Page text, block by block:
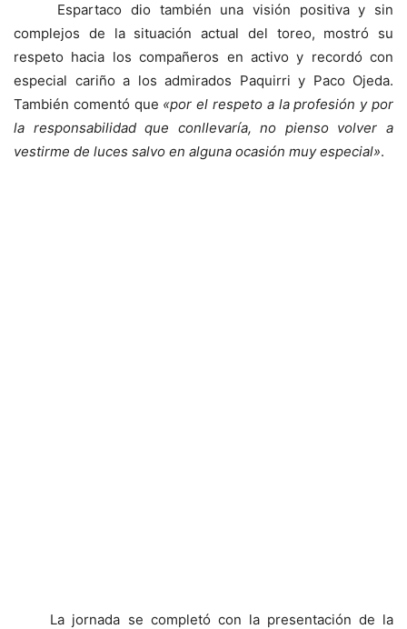
Espartaco dio también una visión positiva y sin
complejos de la situación actual del toreo, mostró su
respeto hacia los compañeros en activo y recordó con
especial cariño a los admirados Paquirri y Paco Ojeda.
También comentó que «por el respeto a la profesión y por
la responsabilidad que conllevaría, no pienso volver a
vestirme de luces salvo en alguna ocasión muy especial».
La jornada se completó con la presentación de la